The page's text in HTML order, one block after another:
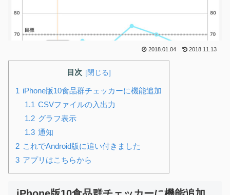
2018.01.04 2018.11.13
目次
iPhone版10食品群チェッカーに機能追加
CSVファイルの入出力
グラフ表示
通知
これでAndroid版に追い付きました
アプリはこちらから